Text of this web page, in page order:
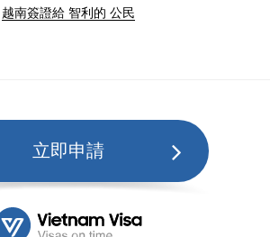
越南簽證給 智利的 公民
立即申請